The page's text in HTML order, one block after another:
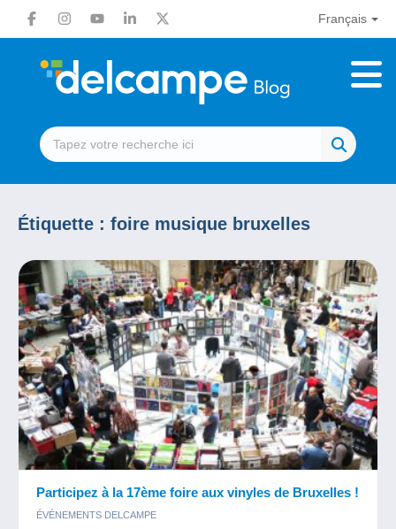
Français
Étiquette : foire musique bruxelles
Participez à la 17ème foire aux vinyles de Bruxelles !
ÉVÉNEMENTS DELCAMPE